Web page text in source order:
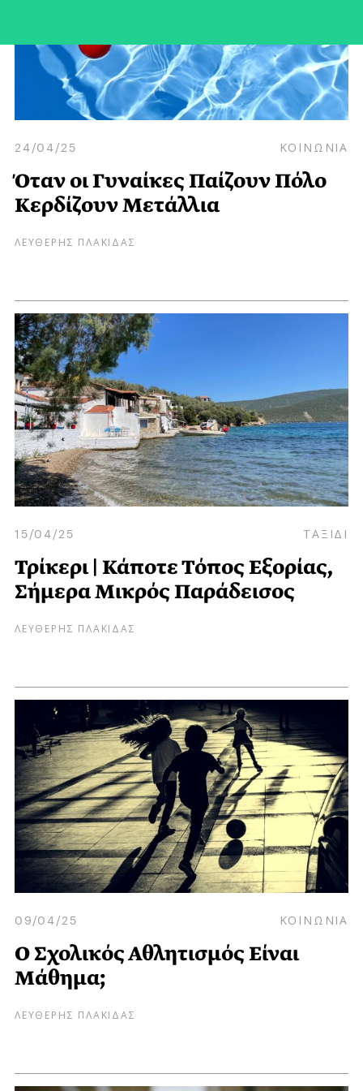
24/04/25 ΚΟΙΝΩΝΙΑ
Όταν οι Γυναίκες Παίζουν Πόλο
Κερδίζουν Μετάλλια
ΛΕΥΘΕΡΗΣ ΠΛΑΚΙΔΑΣ
15/04/25 ΤΑΞΙΔΙ
Τρίκερι | Κάποτε Τόπος Εξορίας,
Σήμερα Μικρός Παράδεισος
ΛΕΥΘΕΡΗΣ ΠΛΑΚΙΔΑΣ
09/04/25 ΚΟΙΝΩΝΙΑ
Ο Σχολικός Αθλητισμός Είναι
Μάθημα;
ΛΕΥΘΕΡΗΣ ΠΛΑΚΙΔΑΣ